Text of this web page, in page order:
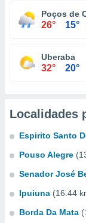
Poços de
26° 15°
Uberaba
32° 20°
Localidades
Espirito Santo
Pouso Alegre
Senador José
Ipuiuna (16.44
Borda Da Mata